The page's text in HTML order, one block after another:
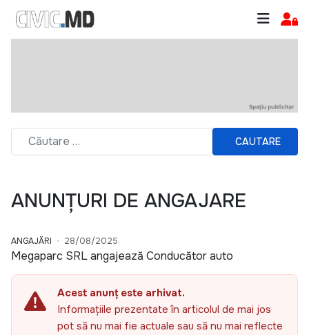
CAUTARE
ANUNȚURI DE ANGAJARE
ANGAJĂRI 28/08/2025
Megaparc SRL angajează Conducător auto
Acest anunț este arhivat.
Informațiile prezentate în articolul de mai jos
pot să nu mai fie actuale sau să nu mai reflecte